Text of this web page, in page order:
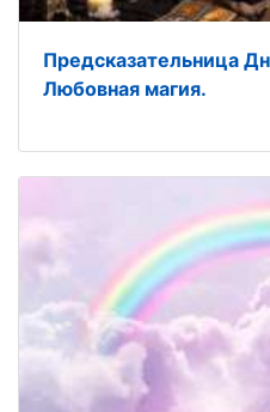
Предсказательница
Любовная магия.